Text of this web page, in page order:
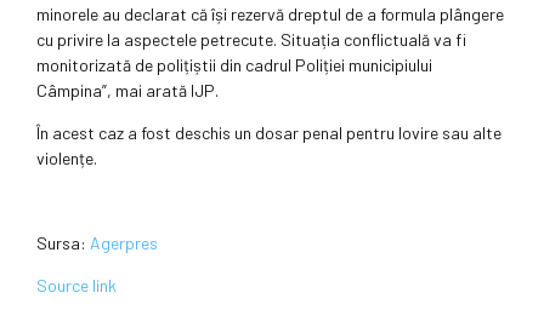
minorele au declarat că își rezervă dreptul de a formula plângere
cu privire la aspectele petrecute. Situația conflictuală va fi
monitorizată de polițiștii din cadrul Poliției municipiului
Câmpina”, mai arată IJP.
În acest caz a fost deschis un dosar penal pentru lovire sau alte
violențe.
Sursa: Agerpres
Source link